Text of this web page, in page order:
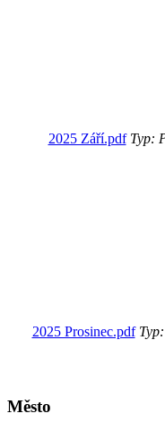
2025 Září.pdfTyp:
2025 Prosinec.pdfTyp:
Město